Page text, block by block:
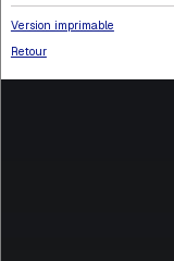
Version imprimable
Retour